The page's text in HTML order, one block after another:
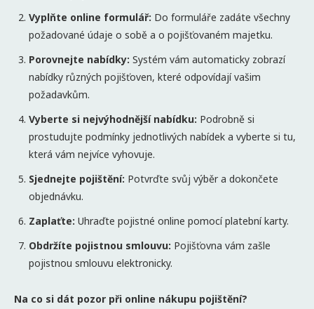
Vyplňte online formulář: Do formuláře zadáte všechny
požadované údaje o sobě a o pojišťovaném majetku.
Porovnejte nabídky: Systém vám automaticky zobrazí
nabídky různých pojišťoven, které odpovídají vašim
požadavkům.
Vyberte si nejvýhodnější nabídku: Podrobně si
prostudujte podmínky jednotlivých nabídek a vyberte si tu,
která vám nejvíce vyhovuje.
Sjednejte pojištění: Potvrďte svůj výběr a dokončete
objednávku.
Zaplaťte: Uhraďte pojistné online pomocí platební karty.
Obdržíte pojistnou smlouvu: Pojišťovna vám zašle
pojistnou smlouvu elektronicky.
Na co si dát pozor při online nákupu pojištění?